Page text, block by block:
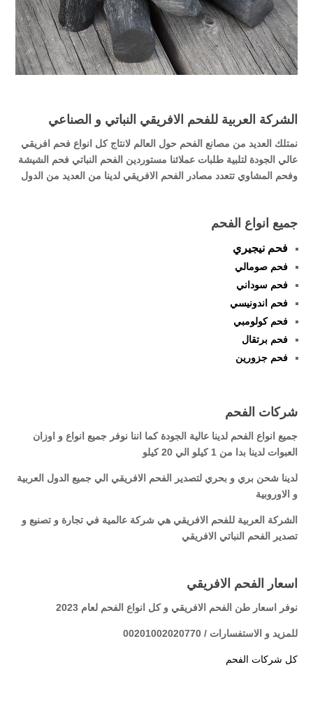
الشركة العربية للفحم الافريقي النباتي و الصناعي
نمتلك العديد من مصانع الفحم حول العالم لانتاج كل انواع فحم افريقي
عالي الجودة لتلبية طلبات عملائنا مستوردين الفحم النباتي فحم الشيشة
وفحم المشاوي تتعدد مصادر الفحم الافريقي لدينا من العديد من الدول
جميع انواع الفحم
فحم نيجيري
فحم صومالي
فحم سوداني
فحم اندونيسي
فحم كولومبي
فحم برتقال
فحم جزورين
شركات الفحم
جميع انواع الفحم لدينا عالية الجودة كما اننا نوفر جميع انواع و اوزان
العبوات لدينا بدا من 1 كيلو الي 20 كيلو
لدينا شحن بري و بحري لتصدير الفحم الافريقي الي جميع الدول العربية
و الاوروبية
الشركة العربية للفحم الافريقي هي شركة عالمية في تجارة و تصنيع و
تصدير الفحم النباتي الافريقي
اسعار الفحم الافريقي
نوفر اسعار طن الفحم الافريقي و كل انواع الفحم لعام 2023
للمزيد و الاستفسارات / 00201002020770
كل شركات الفحم